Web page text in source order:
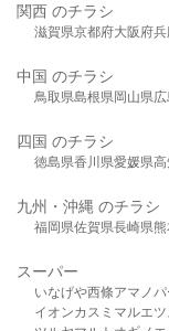
関西 のチラシ
滋賀県京都府大阪府
中国 のチラシ
鳥取県島根県岡山県
四国 のチラシ
徳島県香川県愛媛県
九州・沖縄 のチラシ
福岡県佐賀県長崎県
スーパー
いなげや西條アマノ
イオンカスミ マルエツ